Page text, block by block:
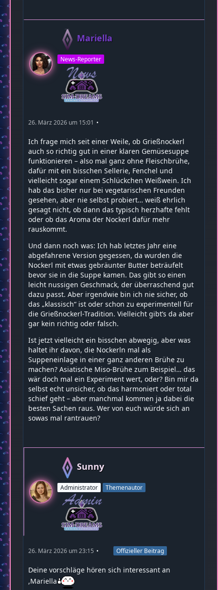
Mariella
News-Reporter
26. März 2026 um 15:01
Ich frage mich seit einer Weile, ob Grießnockerl
auch so richtig gut in einer klaren Gemüsesuppe
funktionieren – also mal ganz ohne Fleischbrühe,
dafür mit ein bisschen Sellerie, Fenchel und
vielleicht sogar einem Schlückchen Weißwein. Ich
hab das bisher nur bei vegetarischen Freunden
gesehen, aber nie selbst probiert… weiß ehrlich
gesagt nicht, ob dann das typisch herzhafte fehlt
oder ob das Aroma der Nockerl dafür mehr
rauskommt.
Und dann noch was: Ich hab letztes Jahr eine
abgefahrene Version gegessen, da wurden die
Nockerl mit etwas gebräunter Butter beträufelt
bevor sie in die Suppe kamen. Das gibt so einen
leicht nussigen Geschmack, der überraschend gut
dazu passt. Aber irgendwie bin ich nie sicher, ob
das „klassisch“ ist oder schon zu experimentell für
die Grießnockerl-Tradition. Vielleicht gibt’s da aber
gar kein richtig oder falsch.
Ist jetzt vielleicht ein bisschen abwegig, aber was
haltet ihr davon, die Nockerln mal als
Suppeneinlage in einer ganz anderen Brühe zu
machen? Asiatische Miso-Brühe zum Beispiel… das
wär doch mal ein Experiment wert, oder? Bin mir da
selbst echt unsicher, ob das harmoniert oder total
schief geht – aber manchmal kommen ja dabei die
besten Sachen raus. Wer von euch würde sich an
sowas mal rantrauen?
Sunny
Administrator Themenautor
26. März 2026 um 23:15 Offizieller Beitrag
Deine vorschläge hören sich interessant an
,Mariella